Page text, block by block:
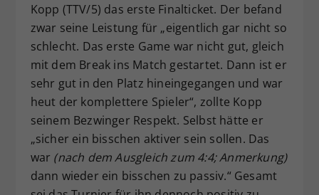
Kopp (TTV/5) das erste Finalticket. Der befand
zwar seine Leistung für „eigentlich gar nicht so
schlecht. Das erste Game war nicht gut, gleich
mit dem Break ins Match gestartet. Dann ist er
sehr gut in den Platz hineingegangen und war
heut der komplettere Spieler“, zollte Kopp
seinem Bezwinger Respekt. Selbst hätte er
„sicher ein bisschen aktiver sein sollen. Das
war (nach dem Ausgleich zum 4:4; Anmerkung)
dann wieder ein bisschen zu passiv.“ Gesamt